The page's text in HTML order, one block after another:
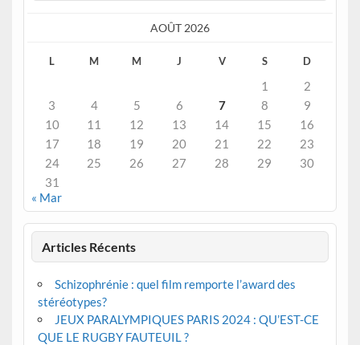
AOÛT 2026
L M M J V S D
1
2
3
4 5 6 7 8
9
10
11 12 13 14 15
16
17
18 19 20 21 22
23
24
25 26 27 28 29
30
31
« Mar
Articles Récents
Schizophrénie : quel film remporte l’award des
stéréotypes?
JEUX PARALYMPIQUES PARIS 2024 : QU’EST-CE
QUE LE RUGBY FAUTEUIL ?